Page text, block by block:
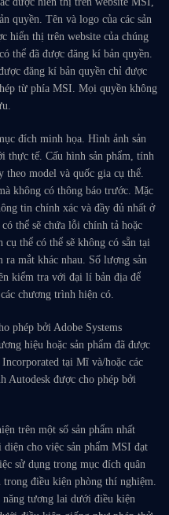
được hiển thị trên website MSI,
quyền. Tên và logo của các sản
hiển thị trên website của chúng
thể đã được đăng kí bản quyền.
đăng kí bản quyền chỉ được
từ phía MSI. Mọi quyền không
đích minh họa. Hình ảnh sản
thực tế. Cấu hình sản phẩm, tính
theo model và quốc gia cụ thể.
không có thông báo trước. Mặc
tin chính xác và đầy đủ nhất ở
thể sẽ chứa lỗi chính tả hoặc
thể có thể sẽ không có sẵn tại
mắt khác nhau. Số lượng sản
kiểm tra với đại lí bản địa để
chương trình hiện có.
phép bởi Adobe Systems
hiệu hoặc sản phẩm đã được
tại Mĩ và/hoặc các
Autodesk được cho phép bởi
trên một số sản phẩm nhất
cho việc sản phẩm MSI đạt
sử dụng trong mục đích quân
điều kiện phòng thí nghiệm.
tương lai dưới điều kiện